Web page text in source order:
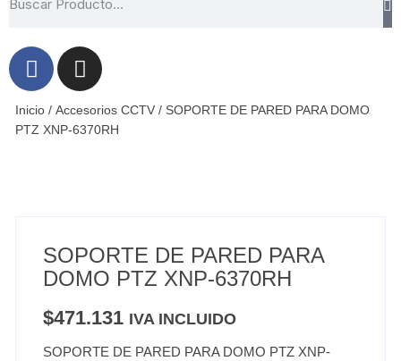
Inicio /Accesorios CCTV / SOPORTE DE PARED PARA DOMO
PTZ XNP-6370RH
SOPORTE DE PARED PARA
DOMO PTZ XNP-6370RH
$471.131 IVA INCLUIDO
SOPORTE DE PARED PARA DOMO PTZ XNP-